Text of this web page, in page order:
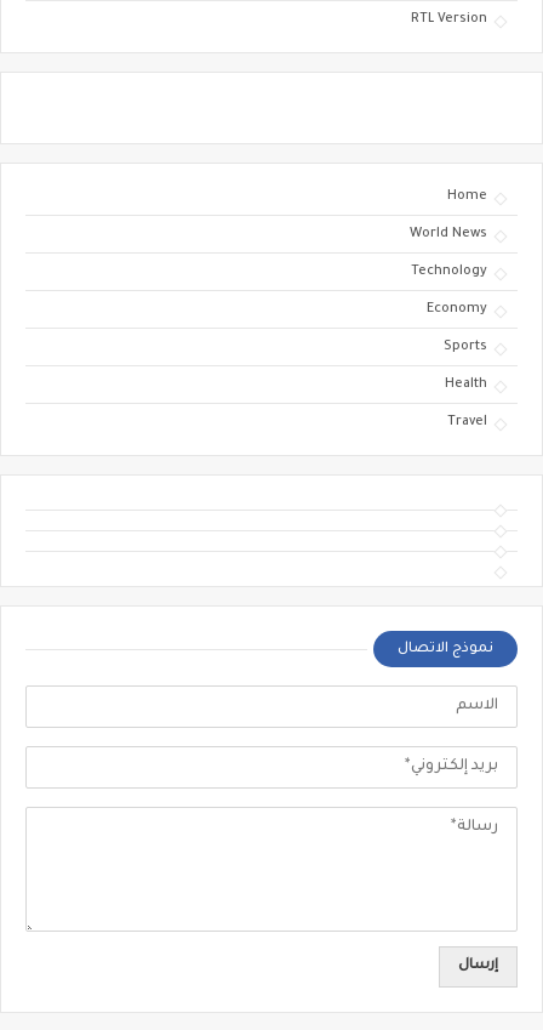
RTL Version
Home
World News
Technology
Economy
Sports
Health
Travel
نموذج الاتصال